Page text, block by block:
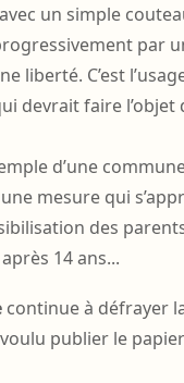
un simple
par
liberté. C’est
devrait faire l’objet
d’une
mesure qui
des
14 ans...
continue à défrayer
publier le